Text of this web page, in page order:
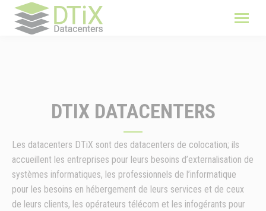
DTIX DATACENTERS
Les datacenters DTiX sont des datacenters de colocation; ils
accueillent les entreprises pour leurs besoins d’externalisation de
systèmes informatiques, les professionnels de l’informatique
pour les besoins en hébergement de leurs services et de ceux
de leurs clients, les opérateurs télécom et les infogérants pour